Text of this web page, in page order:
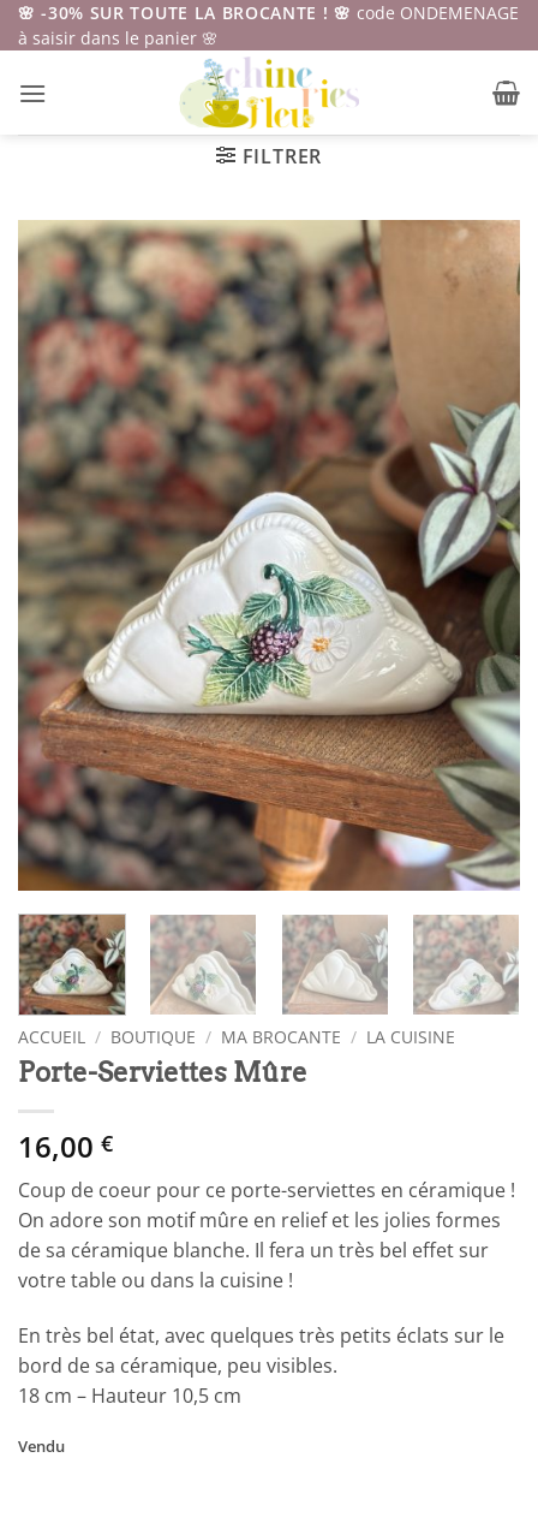
Passer
au
🌸 -30% SUR TOUTE LA BROCANTE ! 🌸 code ONDEMENAGE
à saisir dans le panier 🌸
FILTRER
ACCUEIL / BOUTIQUE / MA BROCANTE / LA CUISINE
Porte-Serviettes Mûre
16,00 €
Coup de coeur pour ce porte-serviettes en céramique !
On adore son motif mûre en relief et les jolies formes
de sa céramique blanche. Il fera un très bel effet sur
votre table ou dans la cuisine !
En très bel état, avec quelques très petits éclats sur le
bord de sa céramique, peu visibles.
18 cm – Hauteur 10,5 cm
Vendu